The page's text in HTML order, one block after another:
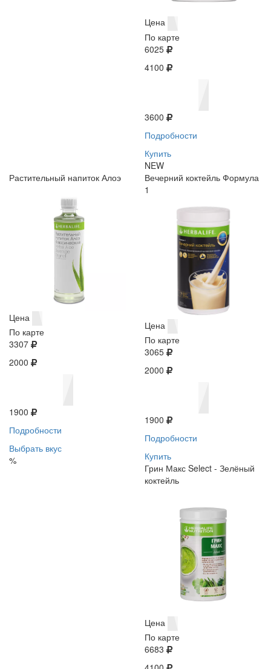
Цена
По карте
6025
4100
3600
Подробности
Купить
NEW
Растительный напиток Алоэ
Цена
По карте
3307
2000
1900
Подробности
Выбрать вкус
%
Вечерний коктейль Формула
1
Цена
По карте
3065
2000
1900
Подробности
Купить
Грин Макс Select - Зелёный
коктейль
Цена
По карте
6683